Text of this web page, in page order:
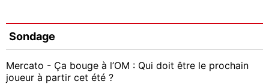
Sondage
Mercato - Ça bouge à l’OM : Qui doit être le prochain
joueur à partir cet été ?